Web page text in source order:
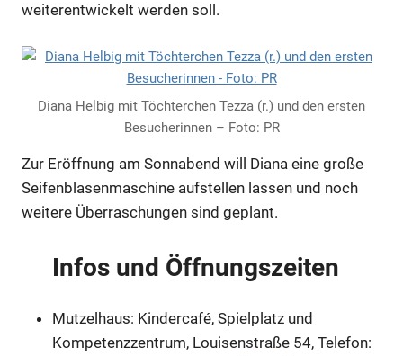
weiterentwickelt werden soll.
Diana Helbig mit Töchterchen Tezza (r.) und den ersten
Besucherinnen – Foto: PR
Zur Eröffnung am Sonnabend will Diana eine große
Seifenblasenmaschine aufstellen lassen und noch
weitere Überraschungen sind geplant.
Infos und Öffnungszeiten
Mutzelhaus: Kindercafé, Spielplatz und
Kompetenzzentrum, Louisenstraße 54, Telefon: